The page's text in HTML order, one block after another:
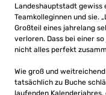
Landeshauptstadt gewiss
Teamkolleginnen und sie.
Großteil eines jahrelang
verloren. Dass bei einer
nicht alles perfekt
Wie groß und
tatsächlich zu Buche
laufenden